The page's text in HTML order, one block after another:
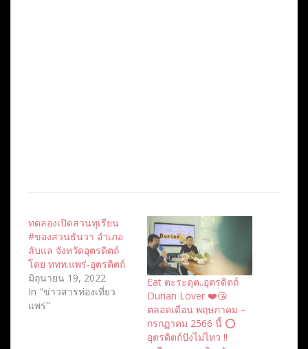
ทดลองเปิดสวนทุเรียน
#ของสวนธันวา อำเภอ
ลับแล จังหวัดอุตรดิตถ์
โดย ททท.แพร่-อุตรดิตถ์
มิถุนายน 19, 2022
In "ข่าวสารท่องเที่ยว
แพร่"
Eat ตะระดุต..อุตรดิตถ์
Durian Lover ❤️😘
ตลอดเดือน พฤษภาคม –
กรกฏาคม 2566 นี้ ⭕️
อุตรดิตถ์ปังไม่ไหว !!